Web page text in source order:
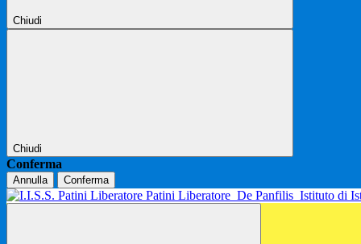
Chiudi
Chiudi
Conferma
Annulla Conferma
Patini Liberatore De Panfilis Istituto di